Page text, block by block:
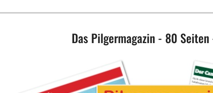
Das Pilgermagazin - 80